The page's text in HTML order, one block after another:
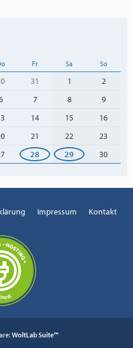
Fr Sa So
31 1
2
7 8
9
14 15
16
21 22
23
28 29 30
Impressum Kontakt
WoltLab Suite™